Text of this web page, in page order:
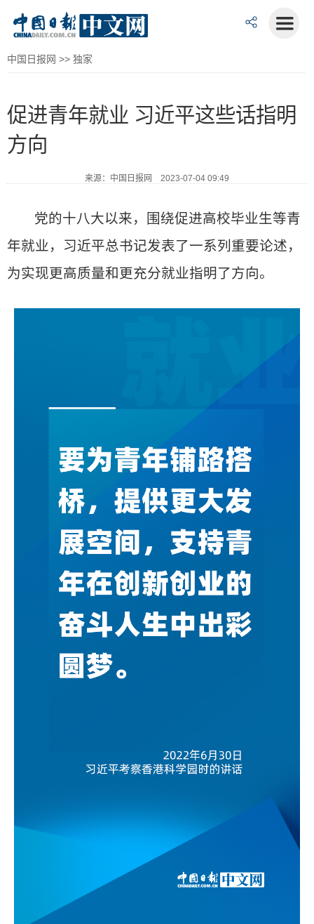
中国日报网 >> 独家
促进青年就业 习近平这些话指明
方向
来源：中国日报网 2023-07-04 09:49
党的十八大以来，围绕促进高校毕业生等青
年就业，习近平总书记发表了一系列重要论述，
为实现更高质量和更充分就业指明了方向。